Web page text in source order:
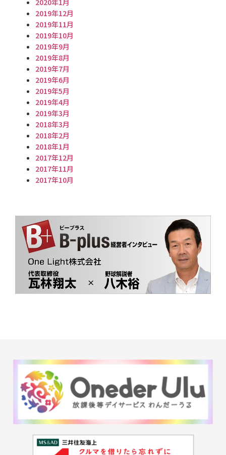
2019年12月
2019年11月
2019年10月
2019年9月
2019年8月
2019年7月
2019年6月
2019年5月
2019年4月
2019年3月
2018年3月
2018年2月
2018年1月
2017年12月
2017年11月
2017年10月